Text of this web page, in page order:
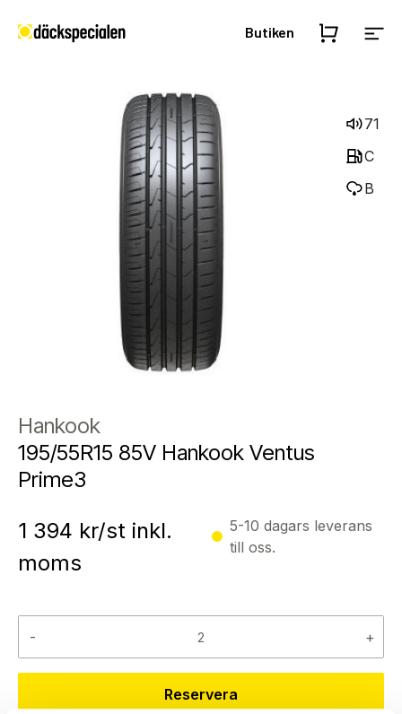
Butiken
71
C
B
Hankook
195/55R15 85V Hankook Ventus
Prime3
1 394 kr/st inkl.
moms
5-10 dagars leverans
till oss.
- +
Reservera